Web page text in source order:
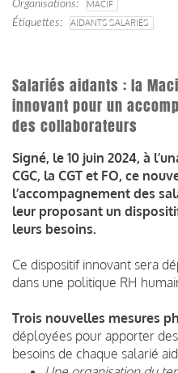
Organisations
MACIF
Étiquettes
AIDANTS SALARIÉS
Salariés aidants : la
innovant pour un
des collaborateurs
Signé, le 10 juin 2024, à
CGC, la CGT et FO, ce
l’accompagnement des
leur proposant un
leurs besoins.
Ce dispositif innovant sera
dans une politique RH
Trois nouvelles mesures
déployées pour apporter
besoins de chaque salarié